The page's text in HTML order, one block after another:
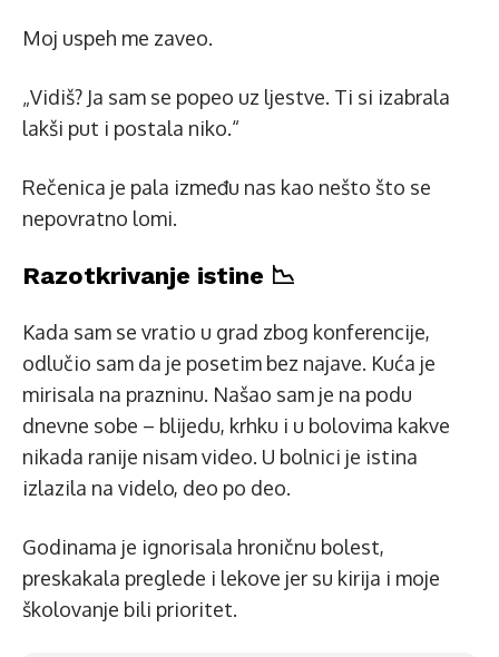
Moj uspeh me zaveo.
„Vidiš? Ja sam se popeo uz ljestve. Ti si izabrala
lakši put i postala niko.“
Rečenica je pala između nas kao nešto što se
nepovratno lomi.
Razotkrivanje istine 📉
Kada sam se vratio u grad zbog konferencije,
odlučio sam da je posetim bez najave. Kuća je
mirisala na prazninu. Našao sam je na podu
dnevne sobe – blijedu, krhku i u bolovima kakve
nikada ranije nisam video. U bolnici je istina
izlazila na videlo, deo po deo.
Godinama je ignorisala hroničnu bolest,
preskakala preglede i lekove jer su kirija i moje
školovanje bili prioritet.